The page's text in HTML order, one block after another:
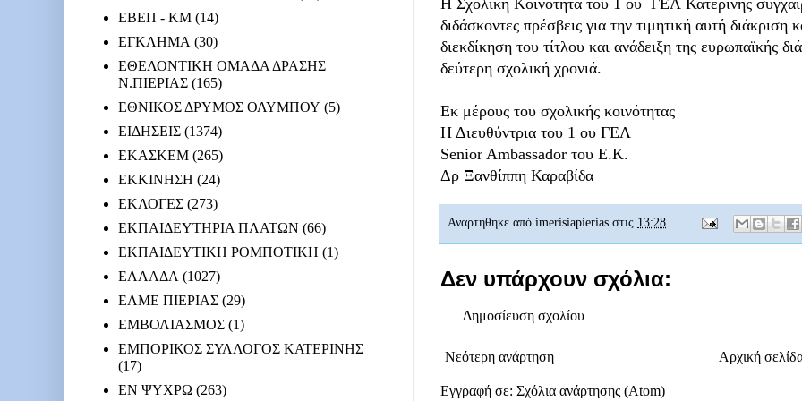
διδάσκοντες πρέσβεις για την τιμητική αυτή διάκριση
διεκδίκηση του τίτλου και ανάδειξη της ευρωπαϊκής
δεύτερη σχολική χρονιά.
Εκ μέρους του σχολικής κοινότητας
Η Διευθύντρια του 1 ου ΓΕΛ
Senior Ambassador του Ε.Κ.
Δρ Ξανθίππη Καραβίδα
Αναρτήθηκε από imerisiapierias στις 13:28
Δεν υπάρχουν σχόλια:
Δημοσίευση σχολίου
Νεότερη ανάρτηση Αρχική
Εγγραφή σε: Σχόλια ανάρτησης (Atom)
ΕΒΕΠ - ΚΜ (14)
ΕΓΚΛΗΜΑ (30)
ΕΘΕΛΟΝΤΙΚΗ ΟΜΑΔΑ ΔΡΑΣΗΣ
Ν.ΠΙΕΡΙΑΣ (165)
ΕΘΝΙΚΟΣ ΔΡΥΜΟΣ ΟΛΥΜΠΟΥ (5)
ΕΙΔΗΣΕΙΣ (1374)
ΕΚΑΣΚΕΜ (265)
ΕΚΚΙΝΗΣΗ (24)
ΕΚΛΟΓΕΣ (273)
ΕΚΠΑΙΔΕΥΤΗΡΙΑ ΠΛΑΤΩΝ (66)
ΕΚΠΑΙΔΕΥΤΙΚΗ ΡΟΜΠΟΤΙΚΗ (1)
ΕΛΛΑΔΑ (1027)
ΕΛΜΕ ΠΙΕΡΙΑΣ (29)
ΕΜΒΟΛΙΑΣΜΟΣ (1)
ΕΜΠΟΡΙΚΟΣ ΣΥΛΛΟΓΟΣ ΚΑΤΕΡΙΝΗΣ
(17)
ΕΝ ΨΥΧΡΩ (263)